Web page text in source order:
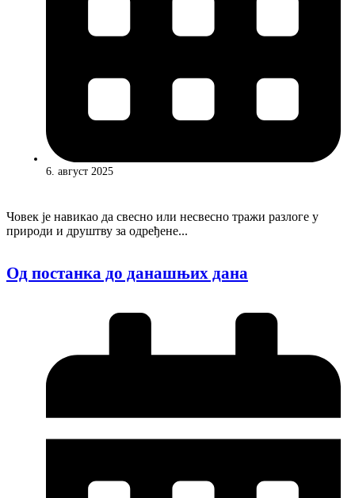
6. август 2025
Човек је навикао да свесно или несвесно тражи разлоге у
природи и друштву за одређене...
Од постанка до данашњих дана